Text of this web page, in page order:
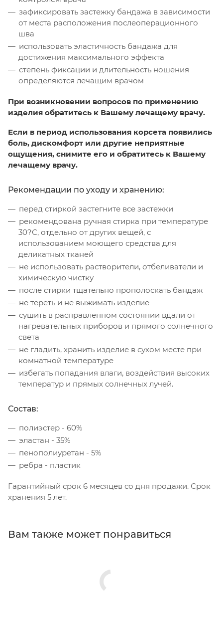
зафиксировать застежку бандажа в зависимости
от места расположения послеоперационного
шва
использовать эластичность бандажа для
достижения максимального эффекта
степень фиксации и длительность ношения
определяются лечащим врачом
При возникновении вопросов по применению
изделия обратитесь к Вашему лечащему врачу.
Если в период использования корсета появились
боль, дискомфорт или другие неприятные
ощущения, снимите его и обратитесь к Вашему
лечащему врачу.
Рекомендации по уходу и хранению:
перед стиркой застегните все застежки
рекомендована ручная стирка при температуре
30?С, отдельно от других вещей, с
использованием моющего средства для
деликатных тканей
не использовать растворители, отбеливатели и
химическую чистку
после стирки тщательно прополоскать бандаж
не тереть и не выжимать изделие
сушить в расправленном состоянии вдали от
нагревательных приборов и прямого солнечного
света
не гладить, хранить изделие в сухом месте при
комнатной температуре
избегать попадания влаги, воздействия высоких
температур и прямых солнечных лучей.
Состав:
полиэстер - 60%
эластан - 35%
пенополиуретан - 5%
ребра - пластик
Гарантийный срок 6 месяцев со дня продажи. Срок
хранения 5 лет.
Вам также может понравиться